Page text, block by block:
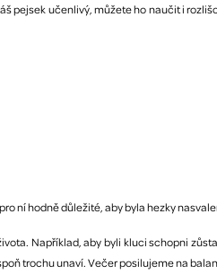
pejsek učenlivý, můžete ho naučit i
ní hodně důležité, aby byla hezky
Například, aby byli kluci schopni
trochu unaví. Večer posilujeme na